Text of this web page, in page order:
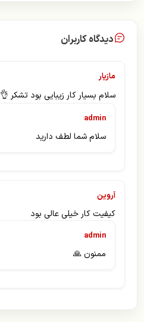
دیدگاه کاربران
مازیار
سلام بسیار کار زیبایی بود تشکر 👌
admin
سلام شما لطف دارید
آروین
کیفیت کار خیلی عالی بود
admin
ممنون 🙏